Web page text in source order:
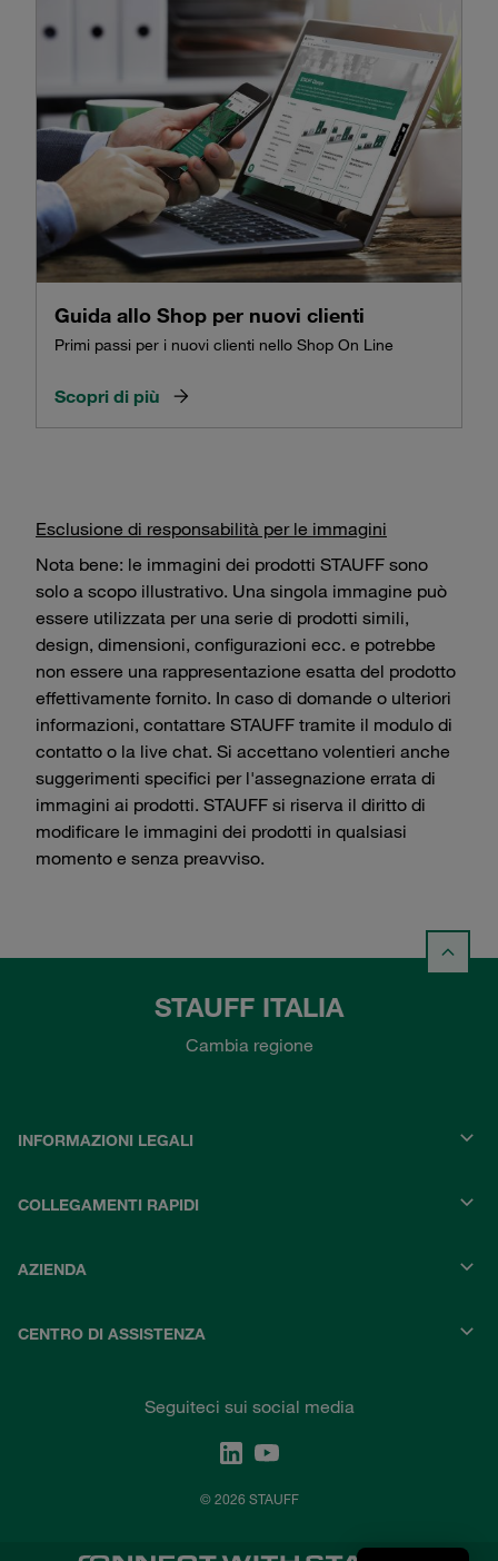
Guida allo Shop per nuovi clienti
Primi passi per i nuovi clienti nello Shop On Line
Scopri di più
Esclusione di responsabilità per le immagini
Nota bene: le immagini dei prodotti STAUFF sono
solo a scopo illustrativo. Una singola immagine può
essere utilizzata per una serie di prodotti simili,
design, dimensioni, configurazioni ecc. e potrebbe
non essere una rappresentazione esatta del prodotto
effettivamente fornito. In caso di domande o ulteriori
informazioni, contattare STAUFF tramite il modulo di
contatto o la live chat. Si accettano volentieri anche
suggerimenti specifici per l'assegnazione errata di
immagini ai prodotti. STAUFF si riserva il diritto di
modificare le immagini dei prodotti in qualsiasi
momento e senza preavviso.
STAUFF ITALIA
Cambia regione
INFORMAZIONI LEGALI
COLLEGAMENTI RAPIDI
AZIENDA
CENTRO DI ASSISTENZA
Seguiteci sui social media
© 2026 STAUFF